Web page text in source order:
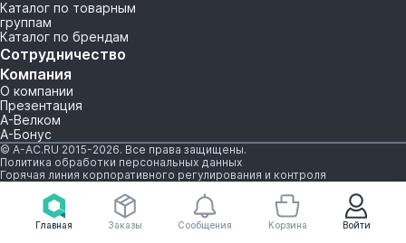
Главная Войти
Заказы Сообщения Корзина
Каталог по товарным
группам
Каталог по брендам
Сотрудничество
Компания
О компании
Презентация
А-Велком
А-Бонус
© A-AC.RU 2015-2026. Все права защищены.
Политика обработки персональных данных
Горячая линия корпоративного регулирования и контроля